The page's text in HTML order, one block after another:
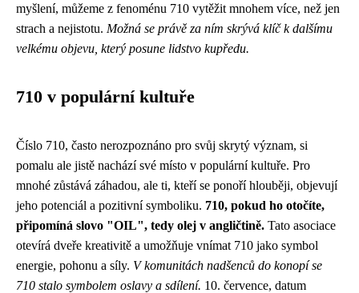
myšlení, můžeme z fenoménu 710 vytěžit mnohem více, než jen
strach a nejistotu. Možná se právě za ním skrývá klíč k dalšímu
velkému objevu, který posune lidstvo kupředu.
710 v populární kultuře
Číslo 710, často nerozpoznáno pro svůj skrytý význam, si
pomalu ale jistě nachází své místo v populární kultuře. Pro
mnohé zůstává záhadou, ale ti, kteří se ponoří hlouběji, objevují
jeho potenciál a pozitivní symboliku. 710, pokud ho otočíte,
připomíná slovo "OIL", tedy olej v angličtině. Tato asociace
otevírá dveře kreativitě a umožňuje vnímat 710 jako symbol
energie, pohonu a síly. V komunitách nadšenců do konopí se
710 stalo symbolem oslavy a sdílení. 10. července, datum